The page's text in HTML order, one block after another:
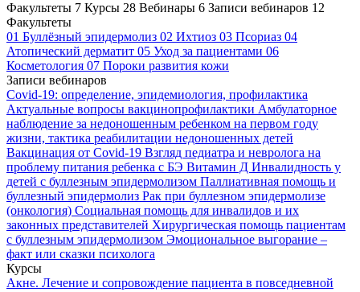
Факультеты 7 Курсы 28 Вебинары 6 Записи вебинаров 12
Факультеты
01 Буллёзный эпидермолиз 02 Ихтиоз 03 Псориаз 04
Атопический дерматит 05 Уход за пациентами 06
Косметология 07 Пороки развития кожи
Записи вебинаров
Covid-19: определение, эпидемиология, профилактика
Актуальные вопросы вакцинопрофилактики Амбулаторное
наблюдение за недоношенным ребенком на первом году
жизни, тактика реабилитации недоношенных детей
Вакцинация от Covid-19 Взгляд педиатра и невролога на
проблему питания ребенка с БЭ Витамин Д Инвалидность у
детей с буллезным эпидермолизом Паллиативная помощь и
буллезный эпидермолиз Рак при буллезном эпидермолизе
(онкология) Социальная помощь для инвалидов и их
законных представителей Хирургическая помощь пациентам
с буллезным эпидермолизом Эмоциональное выгорание –
факт или сказки психолога
Курсы
Акне. Лечение и сопровождение пациента в повседневной